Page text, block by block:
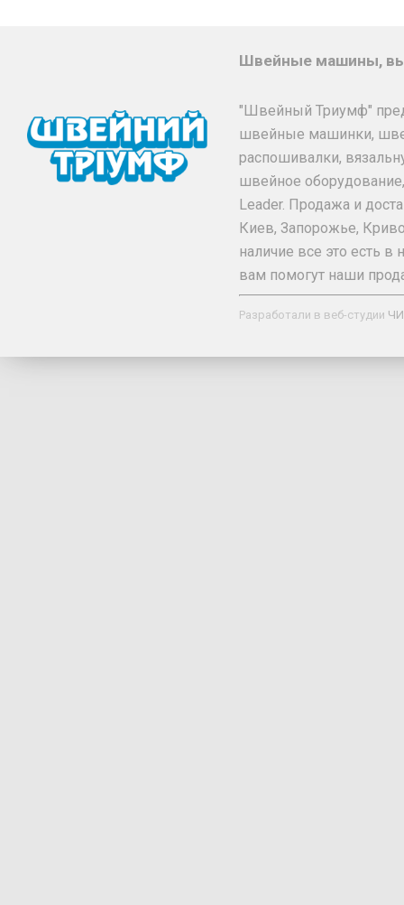
Швейные машины,
"Швейный Триумф"
швейные машинки,
распошивалки,
швейное
Leader. Продажа и
Киев, Запорожье,
наличие все это есть
вам помогут наши
Разработали в веб-студии